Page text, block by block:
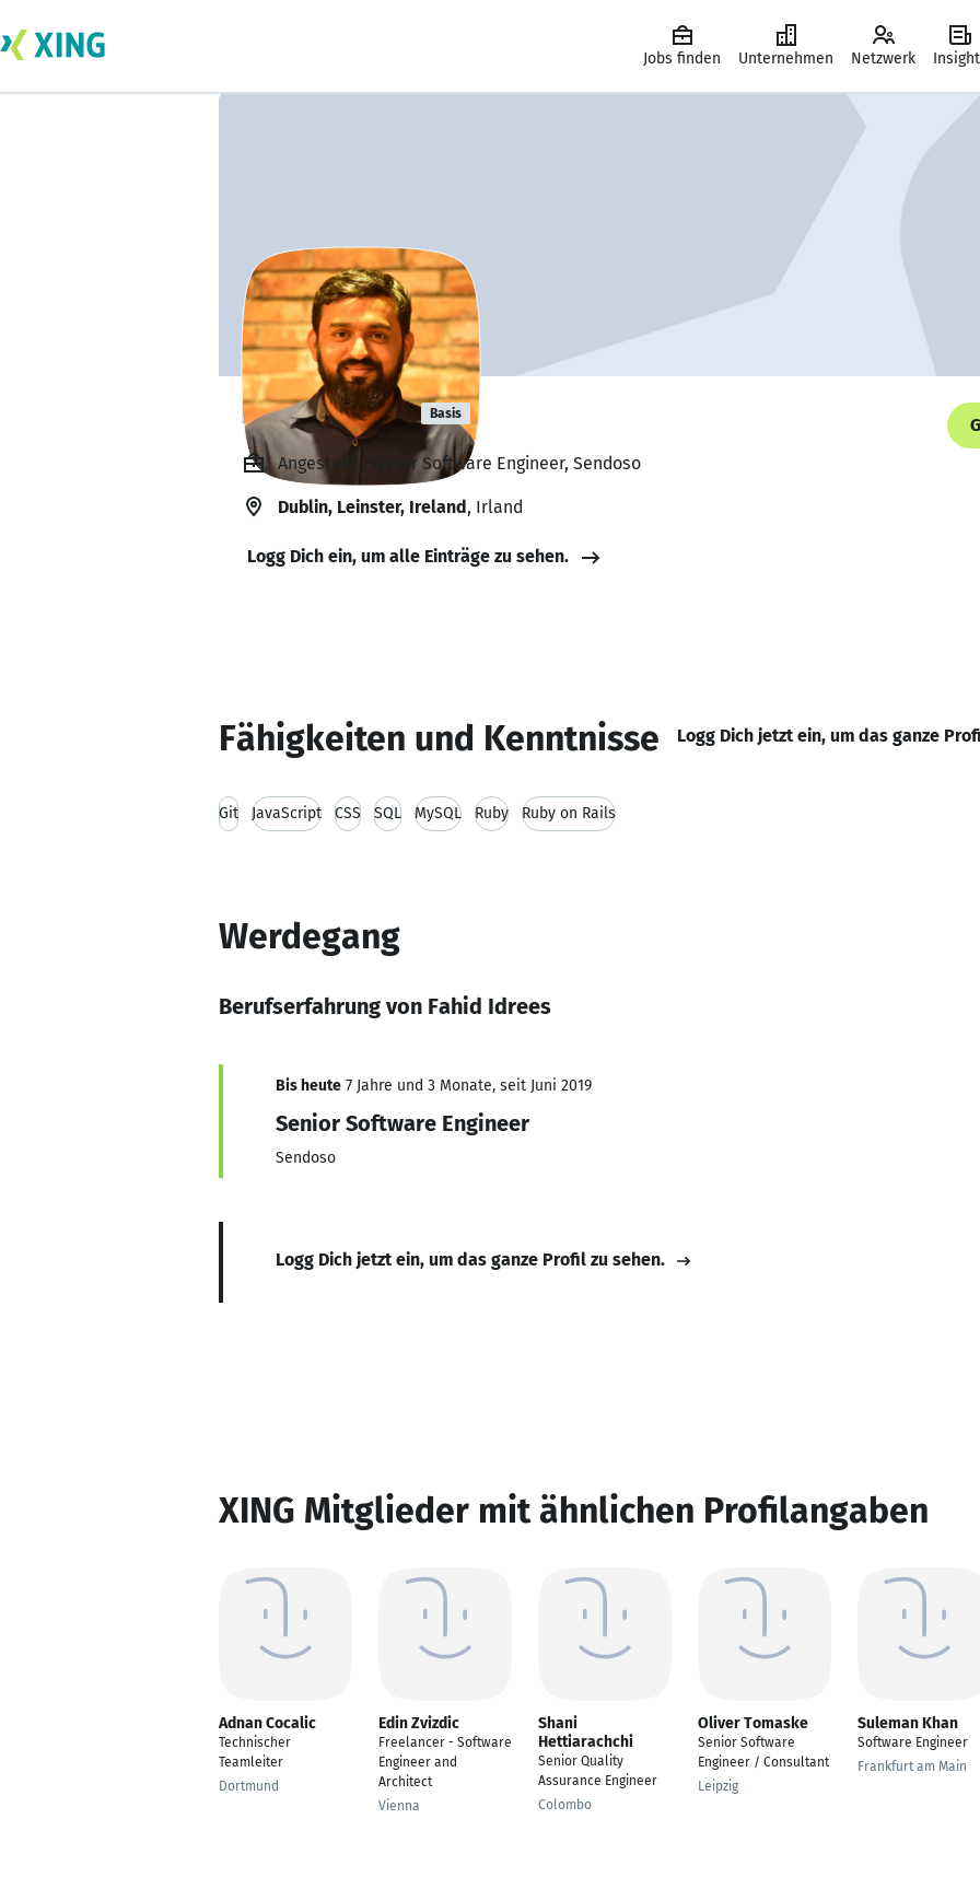
Jobs finden Unternehmen Netzwerk
Fahid Idrees Basis
Angestellt, Senior Software Engineer, Sendoso
Dublin, Leinster, Ireland, Irland
Logg Dich ein, um alle Einträge zu sehen.
Fähigkeiten und Kenntnisse Logg Dich jetzt ein, um das ganze
Git JavaScript CSS SQL MySQL Ruby Ruby on Rails
Werdegang
Berufserfahrung von Fahid Idrees
Bis heute 7 Jahre und 3 Monate, seit Juni 2019
Senior Software Engineer
Sendoso
Logg Dich jetzt ein, um das ganze Profil zu sehen.
XING Mitglieder mit ähnlichen Profilangaben
Adnan Cocalic
Technischer
Teamleiter
Dortmund
Edin Zvizdic
Freelancer - Software
Engineer and
Architect
Vienna
Shani
Hettiarachchi
Senior Quality
Assurance Engineer
Colombo
Oliver Tomaske
Senior Software
Engineer / Consultant
Leipzig
Suleman Khan
Software Engineer
Frankfurt am Main